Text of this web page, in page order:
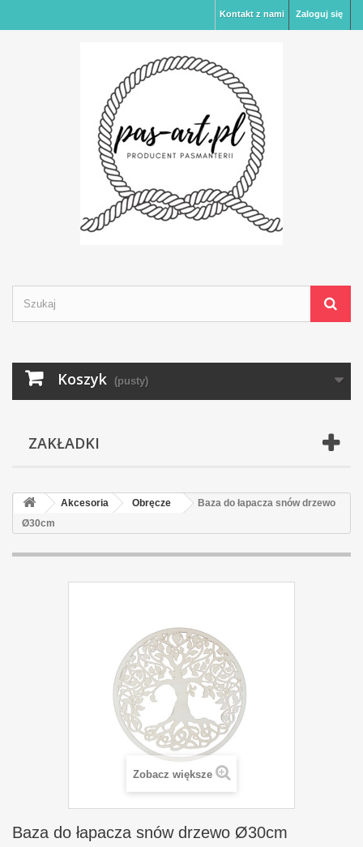
Zaloguj się
Kontakt z nami
Koszyk (pusty)
ZAKŁADKI
Akcesoria Obręcze
Baza do łapacza snów drzewo
Ø30cm
Zobacz większe
Baza do łapacza snów drzewo Ø30cm